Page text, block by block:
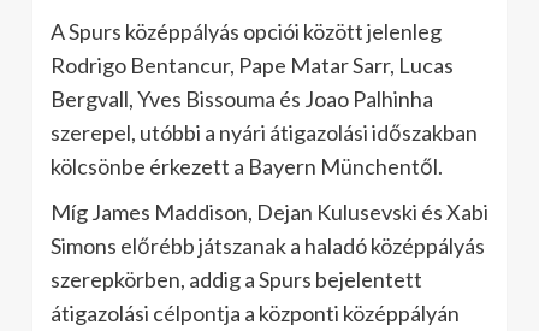
A Spurs középpályás opciói között jelenleg
Rodrigo Bentancur, Pape Matar Sarr, Lucas
Bergvall, Yves Bissouma és Joao Palhinha
szerepel, utóbbi a nyári átigazolási időszakban
kölcsönbe érkezett a Bayern Münchentől.
Míg James Maddison, Dejan Kulusevski és Xabi
Simons előrébb játszanak a haladó középpályás
szerepkörben, addig a Spurs bejelentett
átigazolási célpontja a központi középpályán